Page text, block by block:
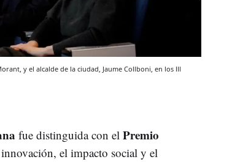
y el alcalde de la ciudad, Jaume Collboni, en los III
fue distinguida con el Premio
el impacto social y el